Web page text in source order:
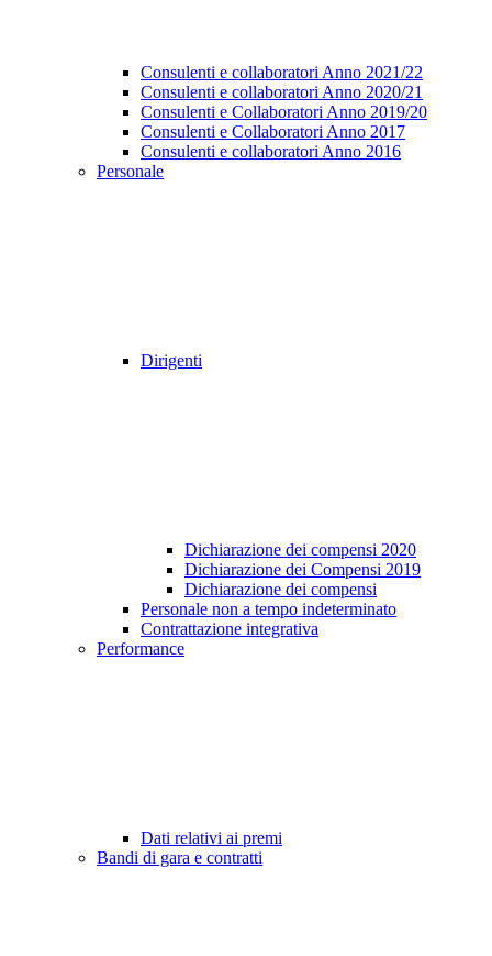
Consulenti e collaboratori Anno 2021/22
Consulenti e collaboratori Anno 2020/21
Consulenti e Collaboratori Anno 2019/20
Consulenti e Collaboratori Anno 2017
Consulenti e collaboratori Anno 2016
Personale
Dirigenti
Dichiarazione dei compensi 2020
Dichiarazione dei Compensi 2019
Dichiarazione dei compensi
Personale non a tempo indeterminato
Contrattazione integrativa
Performance
Dati relativi ai premi
Bandi di gara e contratti